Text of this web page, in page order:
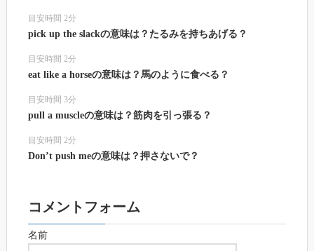
目安時間 2分
pick up the slackの意味は？たるみを持ちあげる？
目安時間 2分
eat like a horseの意味は？馬のように食べる？
目安時間 3分
pull a muscleの意味は？筋肉を引っ張る？
目安時間 2分
Don’t push meの意味は？押さないで？
コメントフォーム
名前